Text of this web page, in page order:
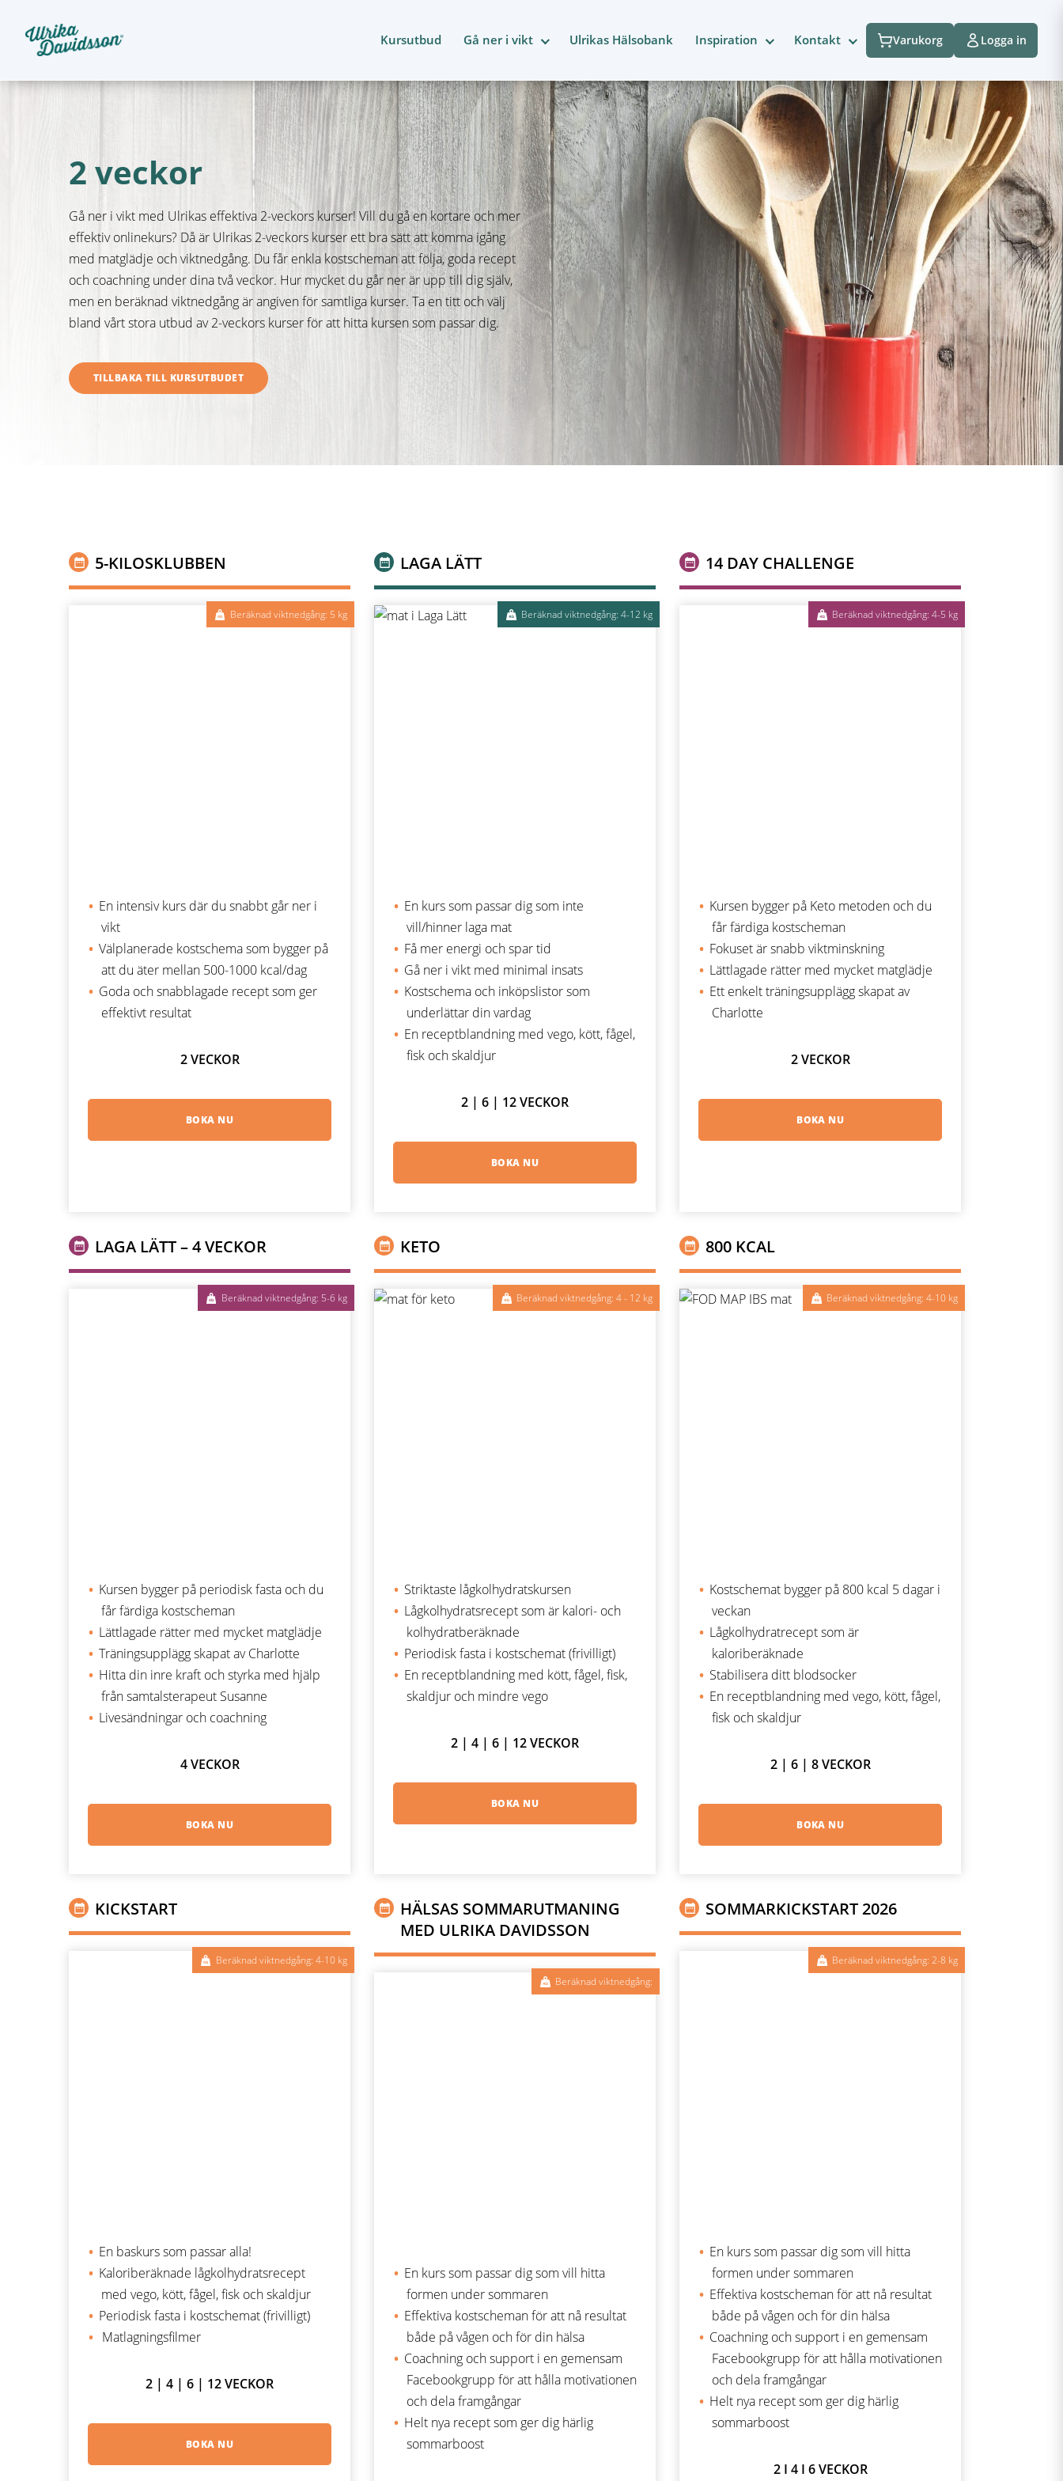
Kursutbud Gå ner i vikt Ulrikas Hälsobank Inspiration Kontakt Varukorg Logga in
2 veckor
Gå ner i vikt med Ulrikas effektiva 2-veckors kurser! Vill du gå en kortare och mer
effektiv onlinekurs? Då är Ulrikas 2-veckors kurser ett bra sätt att komma igång
med matglädje och viktnedgång. Du får enkla kostscheman att följa, goda recept
och coachning under dina två veckor. Hur mycket du går ner är upp till dig själv,
men en beräknad viktnedgång är angiven för samtliga kurser. Ta en titt och välj
bland vårt stora utbud av 2-veckors kurser för att hitta kursen som passar dig.
TILLBAKA TILL KURSUTBUDET
5-KILOSKLUBBEN
Beräknad viktnedgång: 5 kg
En intensiv kurs där du snabbt går ner i
vikt
Välplanerade kostschema som bygger på
att du äter mellan 500-1000 kcal/dag
Goda och snabblagade recept som ger
effektivt resultat
2 VECKOR
BOKA NU
LAGA LÄTT
Beräknad viktnedgång: 4-12 kg
En kurs som passar dig som inte
vill/hinner laga mat
Få mer energi och spar tid
Gå ner i vikt med minimal insats
Kostschema och inköpslistor som
underlättar din vardag
En receptblandning med vego, kött, fågel,
fisk och skaldjur
2 | 6 | 12 VECKOR
BOKA NU
14 DAY CHALLENGE
Beräknad viktnedgång: 4-5 kg
Kursen bygger på Keto metoden och du
får färdiga kostscheman
Fokuset är snabb viktminskning
Lättlagade rätter med mycket matglädje
Ett enkelt träningsupplägg skapat av
Charlotte
2 VECKOR
BOKA NU
LAGA LÄTT – 4 VECKOR
Beräknad viktnedgång: 5-6 kg
Kursen bygger på periodisk fasta och du
får färdiga kostscheman
Lättlagade rätter med mycket matglädje
Träningsupplägg skapat av Charlotte
Hitta din inre kraft och styrka med hjälp
från samtalsterapeut Susanne
Livesändningar och coachning
4 VECKOR
BOKA NU
KETO
Beräknad viktnedgång: 4 - 12 kg
Striktaste lågkolhydratskursen
Lågkolhydratsrecept som är kalori- och
kolhydratberäknade
Periodisk fasta i kostschemat (frivilligt)
En receptblandning med kött, fågel, fisk,
skaldjur och mindre vego
2 | 4 | 6 | 12 VECKOR
BOKA NU
800 KCAL
Beräknad viktnedgång: 4-10 kg
Kostschemat bygger på 800 kcal 5 dagar i
veckan
Lågkolhydratrecept som är
kaloriberäknade
Stabilisera ditt blodsocker
En receptblandning med vego, kött, fågel,
fisk och skaldjur
2 | 6 | 8 VECKOR
BOKA NU
KICKSTART
Beräknad viktnedgång: 4-10 kg
En baskurs som passar alla!
Kaloriberäknade lågkolhydratsrecept
med vego, kött, fågel, fisk och skaldjur
Periodisk fasta i kostschemat (frivilligt)
Matlagningsfilmer
2 | 4 | 6 | 12 VECKOR
BOKA NU
HÄLSAS SOMMARUTMANING
MED ULRIKA DAVIDSSON
Beräknad viktnedgång:
En kurs som passar dig som vill hitta
formen under sommaren
Effektiva kostscheman för att nå resultat
både på vågen och för din hälsa
Coachning och support i en gemensam
Facebookgrupp för att hålla motivationen
och dela framgångar
Helt nya recept som ger dig härlig
sommarboost
SOMMARKICKSTART 2026
Beräknad viktnedgång: 2-8 kg
En kurs som passar dig som vill hitta
formen under sommaren
Effektiva kostscheman för att nå resultat
både på vågen och för din hälsa
Coachning och support i en gemensam
Facebookgrupp för att hålla motivationen
och dela framgångar
Helt nya recept som ger dig härlig
sommarboost
2 I 4 I 6 VECKOR